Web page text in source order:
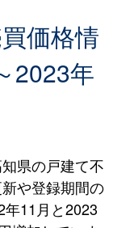
価格情
2023年
県の戸建て不
や登録期間の
11月と2023